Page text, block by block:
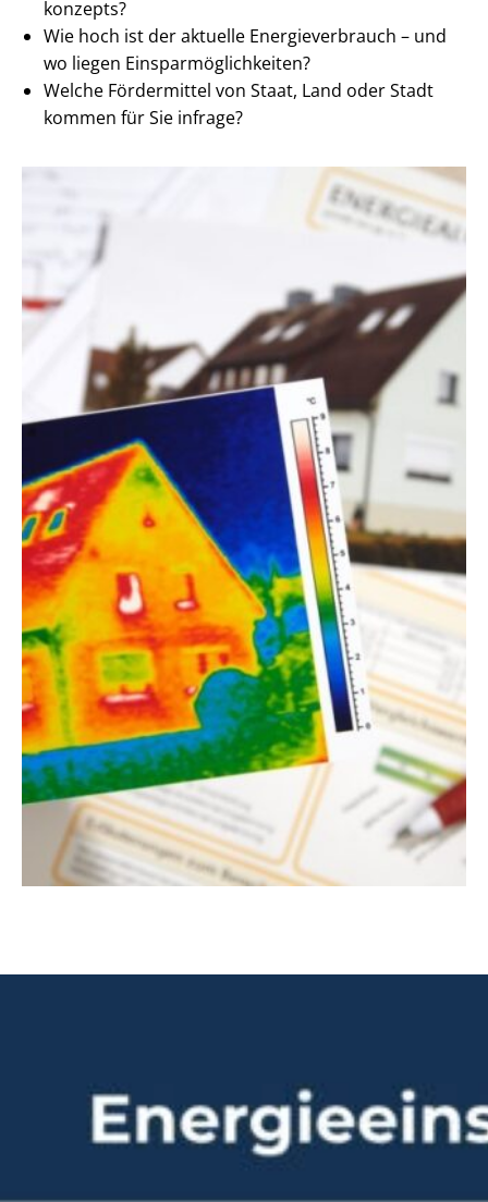
kon­zepts?
Wie hoch ist der aktuelle En­er­gie­ver­brauch – und
wo liegen Ein­spar­mög­lich­kei­ten?
Welche Fördermittel von Staat, Land oder Stadt
kommen für Sie infrage?